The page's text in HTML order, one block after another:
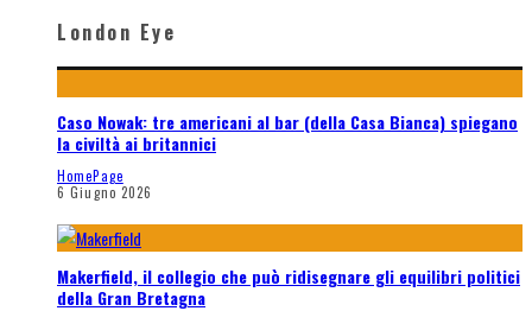
London Eye
Caso Nowak: tre americani al bar (della Casa Bianca) spiegano
la civiltà ai britannici
HomePage
6 Giugno 2026
Makerfield, il collegio che può ridisegnare gli equilibri politici
della Gran Bretagna